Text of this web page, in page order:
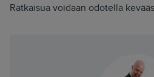
Ratkaisua voidaan odotella